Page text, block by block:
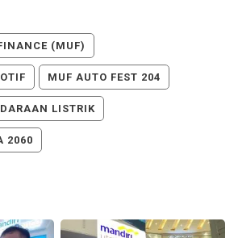
(MUF)
MUF AUTO FEST 204
LISTRIK
2060